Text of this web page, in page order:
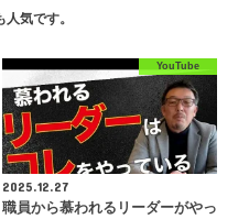
気です。
YouTube
2025.12.27
職員から慕われるリーダーがやっ